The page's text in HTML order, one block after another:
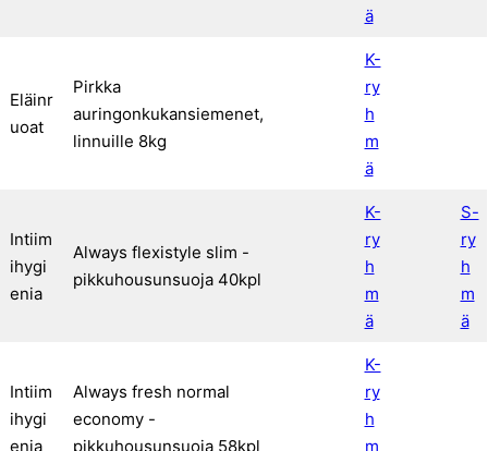
ä
Eläinr
uoat
Pirkka
auringonkukansiemenet,
linnuille 8kg
K-
ry
h
m
ä
Intiim
ihygi
enia
Always flexistyle slim -
pikkuhousunsuoja 40kpl
K-
ry
h
m
ä
S-
ry
h
m
ä
Intiim
ihygi
enia
Always fresh normal
economy -
pikkuhousunsuoja 58kpl
K-
ry
h
m